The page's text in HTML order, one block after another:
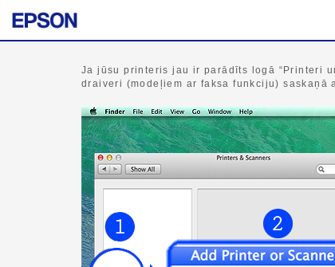
Ja jūsu printeris jau ir parādīts logā “Printeri
draiveri (modeļiem ar faksa funkciju) saskaņā